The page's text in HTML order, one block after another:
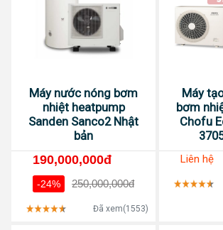
Máy nước nóng bơm
nhiệt heatpump
Sanden Sanco2 Nhật
bản
190,000,000đ
-24% 250,000,000đ
Đã xem(1553)
Máy
bơm
Chofu
Liên hệ